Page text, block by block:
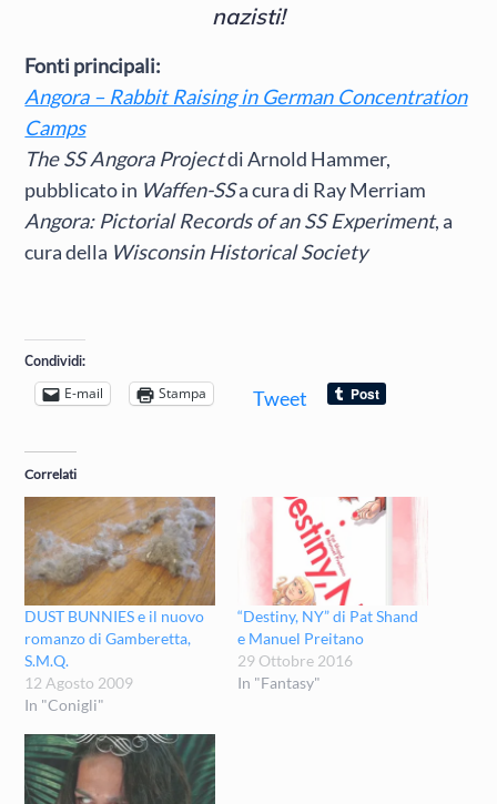
nazisti!
Fonti principali:
Angora – Rabbit Raising in German Concentration
Camps
The SS Angora Projectdi Arnold Hammer,
pubblicato in Waffen-SSa cura di Ray Merriam
Angora: Pictorial Records of an SS Experiment, a
cura della Wisconsin Historical Society
Condividi:
E-mail Stampa Tweet
Correlati
DUST BUNNIES e il nuovo
romanzo di Gamberetta,
S.M.Q.
12 Agosto 2009
In "Conigli"
“Destiny, NY” di Pat Shand
e Manuel Preitano
29 Ottobre 2016
In "Fantasy"